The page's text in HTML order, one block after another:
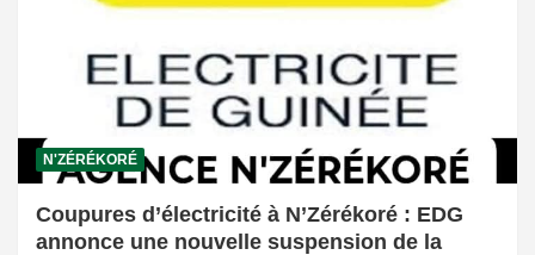
N'ZÉRÉKORÉ
Coupures d’électricité à N’Zérékoré : EDG
annonce une nouvelle suspension de la